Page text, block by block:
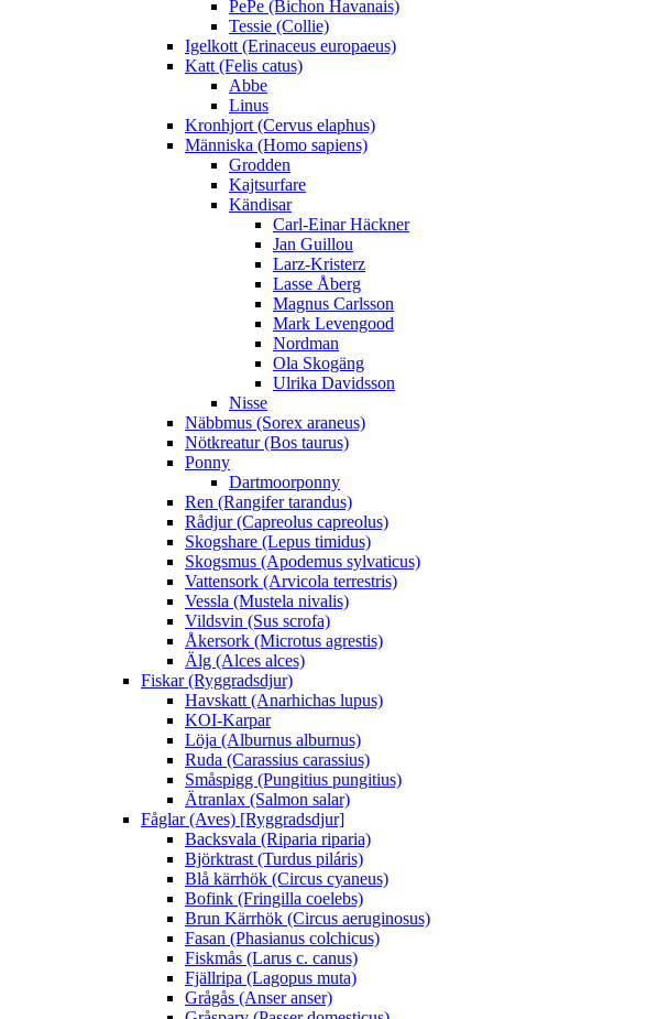
PePe (Bichon Havanais)
Tessie (Collie)
Igelkott (Erinaceus europaeus)
Katt (Felis catus)
Abbe
Linus
Kronhjort (Cervus elaphus)
Människa (Homo sapiens)
Grodden
Kajtsurfare
Kändisar
Carl-Einar Häckner
Jan Guillou
Larz-Kristerz
Lasse Åberg
Magnus Carlsson
Mark Levengood
Nordman
Ola Skogäng
Ulrika Davidsson
Nisse
Näbbmus (Sorex araneus)
Nötkreatur (Bos taurus)
Ponny
Dartmoorponny
Ren (Rangifer tarandus)
Rådjur (Capreolus capreolus)
Skogshare (Lepus timidus)
Skogsmus (Apodemus sylvaticus)
Vattensork (Arvicola terrestris)
Vessla (Mustela nivalis)
Vildsvin (Sus scrofa)
Åkersork (Microtus agrestis)
Älg (Alces alces)
Fiskar (Ryggradsdjur)
Havskatt (Anarhichas lupus)
KOI-Karpar
Löja (Alburnus alburnus)
Ruda (Carassius carassius)
Småspigg (Pungitius pungitius)
Ätranlax (Salmon salar)
Fåglar (Aves) [Ryggradsdjur]
Backsvala (Riparia riparia)
Björktrast (Turdus piláris)
Blå kärrhök (Circus cyaneus)
Bofink (Fringilla coelebs)
Brun Kärrhök (Circus aeruginosus)
Fasan (Phasianus colchicus)
Fiskmås (Larus c. canus)
Fjällripa (Lagopus muta)
Grågås (Anser anser)